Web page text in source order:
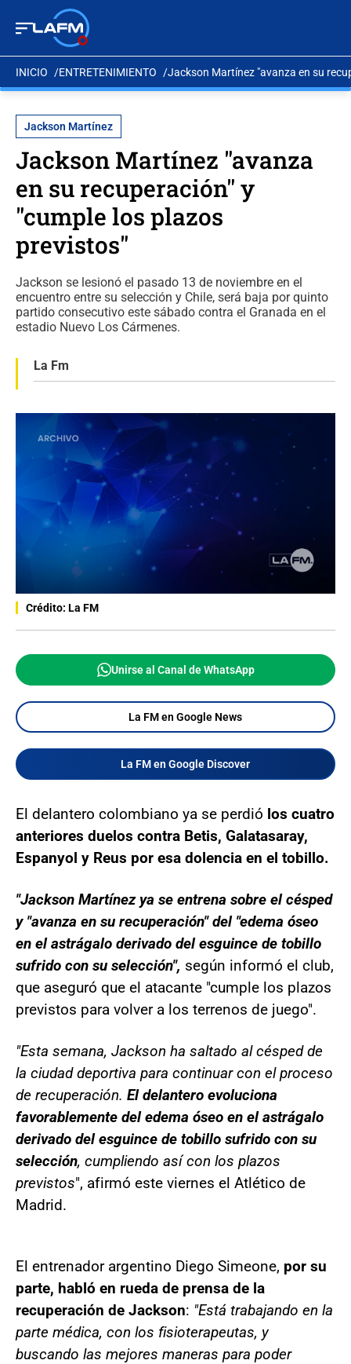
INICIO ENTRETENIMIENTO Jackson Martínez "avanza en su
Jackson Martínez
Jackson Martínez "avanza
en su recuperación" y
"cumple los plazos
previstos"
Jackson se lesionó el pasado 13 de noviembre en el
encuentro entre su selección y Chile, será baja por quinto
partido consecutivo este sábado contra el Granada en el
estadio Nuevo Los Cármenes.
La Fm
Crédito: La FM
Unirse al Canal de WhatsApp
La FM en Google News
La FM en Google Discover
El delantero colombiano ya se perdió los cuatro
anteriores duelos contra Betis, Galatasaray,
Espanyol y Reus por esa dolencia en el tobillo.
"Jackson Martínez ya se entrena sobre el césped
y "avanza en su recuperación" del "edema óseo
en el astrágalo derivado del esguince de tobillo
sufrido con su selección", según informó el club,
que aseguró que el atacante "cumple los plazos
previstos para volver a los terrenos de juego".
"Esta semana, Jackson ha saltado al césped de
la ciudad deportiva para continuar con el proceso
de recuperación. El delantero evoluciona
favorablemente del edema óseo en el astrágalo
derivado del esguince de tobillo sufrido con su
selección, cumpliendo así con los plazos
previstos", afirmó este viernes el Atlético de
Madrid.
El entrenador argentino Diego Simeone, por su
parte, habló en rueda de prensa de la
recuperación de Jackson: "Está trabajando en la
parte médica, con los fisioterapeutas, y
buscando las mejores maneras para poder